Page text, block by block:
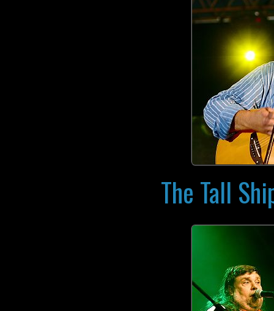
The Tall